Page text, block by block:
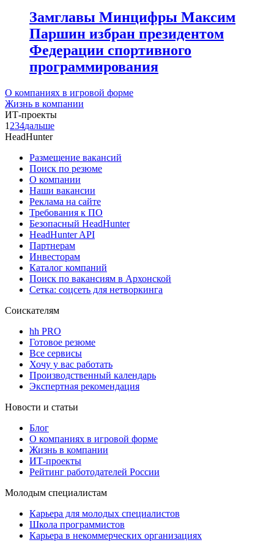
Замглавы Минцифры Максим
Паршин избран президентом
Федерации спортивного
программирования
О компаниях в игровой форме
Жизнь в компании
ИТ-проекты
1 234дальше
HeadHunter
Размещение вакансий
Поиск по резюме
О компании
Наши вакансии
Реклама на сайте
Требования к ПО
Безопасный HeadHunter
HeadHunter API
Партнерам
Инвесторам
Каталог компаний
Поиск по вакансиям в Архонской
Сетка: соцсеть для нетворкинга
Соискателям
hh PRO
Готовое резюме
Все сервисы
Хочу у вас работать
Производственный календарь
Экспертная рекомендация
Новости и статьи
Блог
О компаниях в игровой форме
Жизнь в компании
ИТ-проекты
Рейтинг работодателей России
Молодым специалистам
Карьера для молодых специалистов
Школа программистов
Карьера в некоммерческих организациях